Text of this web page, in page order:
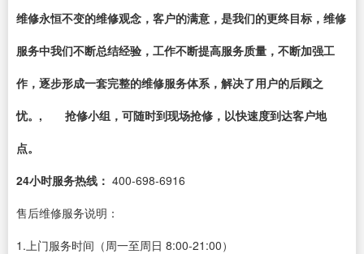
维修永恒不变的维修观念，客户的满意，是我们的更终目标，维修
服务中我们不断总结经验，工作不断提高服务质量，不断加强工
作，逐步形成一套完整的维修服务体系，解决了用户的后顾之
忧。, 抢修小组，可随时到现场抢修，以快速度到达客户地
点。
24小时服务热线： 400-698-6916
售后维修服务说明：
1.上门服务时间（周一至周日 8:00-21:00）